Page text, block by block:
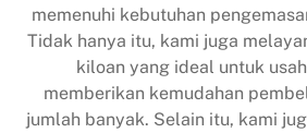
memenuhi kebutuhan
Tidak hanya itu, kami juga
kiloan yang ideal untuk
memberikan kemudahan
jumlah banyak. Selain itu, kami